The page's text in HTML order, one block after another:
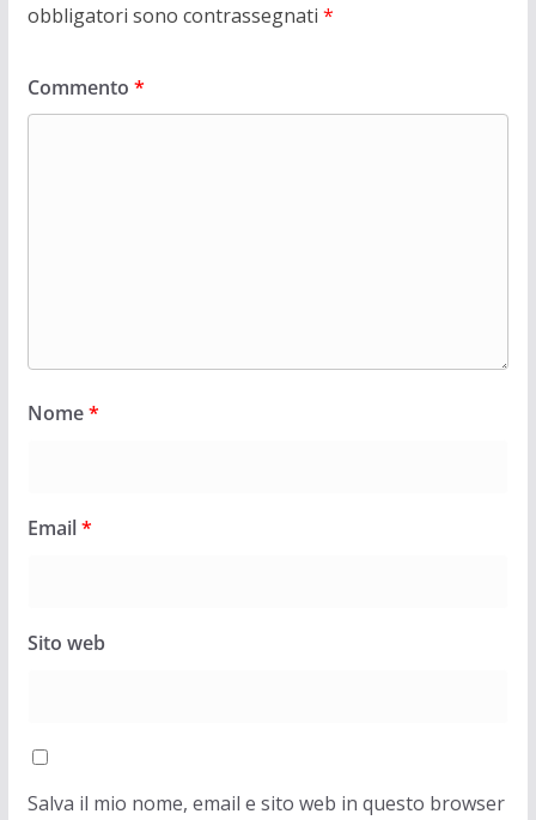
obbligatori sono contrassegnati *
Commento *
Nome*
Email*
Sito web
Salva il mio nome, email e sito web in questo browser